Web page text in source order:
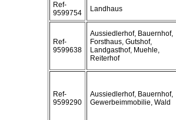
Ref-
9599754
Landhaus
Ref-
9599638
Aussiedlerhof, Bauernhof,
Forsthaus, Gutshof,
Landgasthof, Muehle,
Reiterhof
Ref-
9599290
Aussiedlerhof, Bauernhof,
Gewerbeimmobilie, Wald